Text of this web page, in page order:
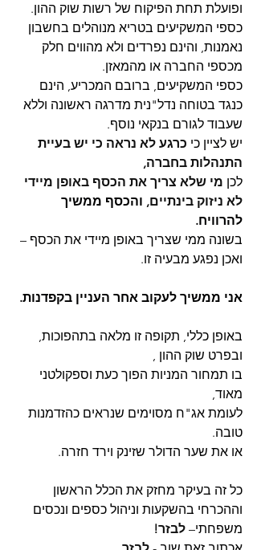
ופועלת תחת הפיקוח של רשות שוק ההון.
כספי המשקיעים בטריא מנוהלים בחשבון
נאמנות, והינם נפרדים ולא מהווים חלק
מכספי החברה או מהמאזן.
כספי המשקיעים, ברובם המכריע, הינם
כנגד בטוחה נדל"נית מדרגה ראשונה וללא
שעבוד לגורם בנקאי נוסף.
יש לציין כי כרגע לא נראה כי יש בעיית
התנהלות בחברה,
לכן מי שלא צריך את הכסף באופן מיידי
לא ניזוק בינתיים, והכסף ממשיך
להרוויח.
בשונה ממי שצריך באופן מיידי את הכסף –
ואכן נפגע מבעיה זו.
אני ממשיך לעקוב אחר העניין בקפדנות.
באופן כללי, תקופה זו מלאה בתהפוכות,
ובפרט שוק ההון ,
בו תמחור המניות הפוך כעת וספקולטני
מאוד,
לעומת אג"ח מסוימים שנראים כהזדמנות
טובה.
או את שער הדולר שזינק וירד חזרה.
כל זה בעיקר מחזק את הכלל הראשון
וההכרחי בהשקעות וניהול כספים ונכסים
משפחתי– לבזר!